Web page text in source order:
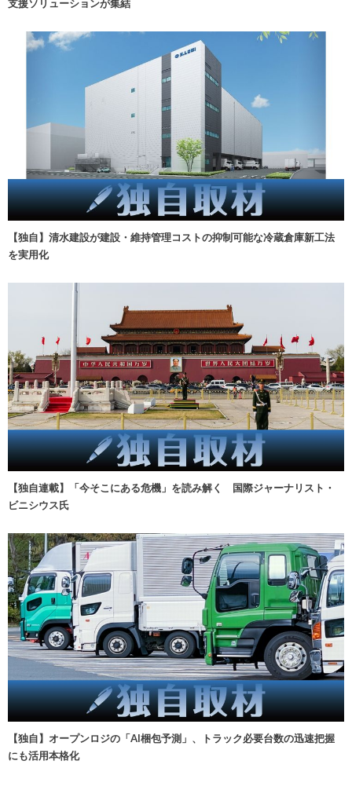
支援ソリューションが集結
【独自】清水建設が建設・維持管理コストの抑制可能な冷蔵倉庫新工法
を実用化
【独自連載】「今そこにある危機」を読み解く 国際ジャーナリスト・
ビニシウス氏
【独自】オープンロジの「AI梱包予測」、トラック必要台数の迅速把握
にも活用本格化